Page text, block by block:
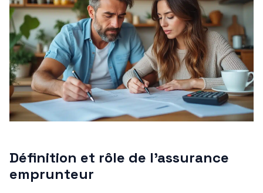
Définition et rôle de l’assurance
emprunteur